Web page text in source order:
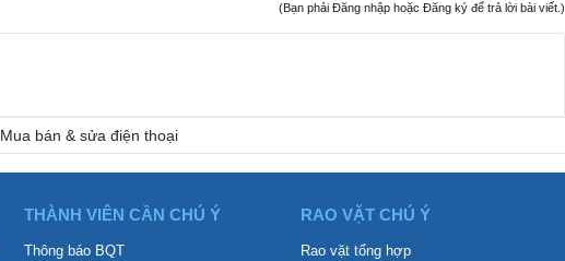
(Bạn phải Đăng nhập hoặc Đăng ký để trả lời bài viết.)
Mua bán & sửa điện thoại
THÀNH VIÊN CẦN CHÚ Ý
Thông báo BQT
RAO VẶT CHÚ Ý
Rao vặt tổng hợp